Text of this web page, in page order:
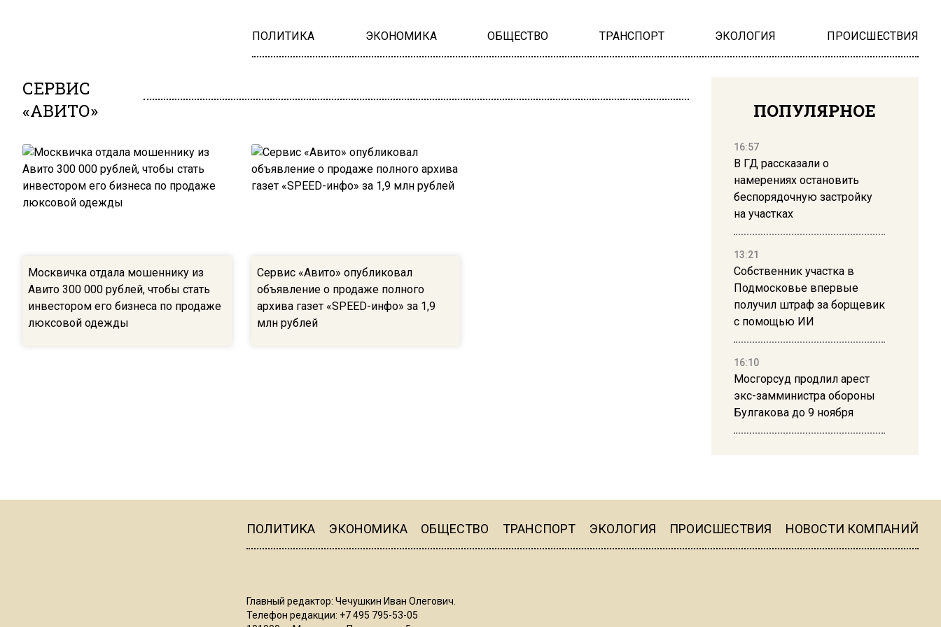
ПОЛИТИКА ЭКОНОМИКА ОБЩЕСТВО ТРАНСПОРТ ЭКОЛОГИЯ ПРОИСШЕСТВИЯ
СЕРВИС
«АВИТО»
Москвичка отдала мошеннику из
Авито 300 000 рублей, чтобы стать
инвестором его бизнеса по продаже
люксовой одежды
Сервис «Авито» опубликовал
объявление о продаже полного
архива газет «SPEED-инфо» за 1,9
млн рублей
ПОПУЛЯРНОЕ
16:57
В ГД рассказали о
намерениях остановить
беспорядочную застройку
на участках
13:21
Собственник участка в
Подмосковье впервые
получил штраф за борщевик
с помощью ИИ
16:10
Мосгорсуд продлил арест
экс-замминистра обороны
Булгакова до 9 ноября
16:19
ПОЛИТИКА ЭКОНОМИКА ОБЩЕСТВО ТРАНСПОРТ ЭКОЛОГИЯ ПРОИСШЕСТВИЯ НОВОСТИ КОМПАНИЙ
Главный редактор: Чечушкин Иван Олегович.
Телефон редакции: +7 495 795-53-05